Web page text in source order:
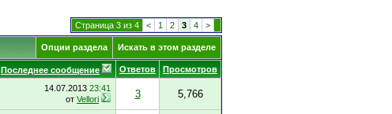
Страница 3 из 4 < 1 2 3 4 >
Опции раздела Искать в этом разделе
Последнее сообщение Ответов Просмотров
14.07.2013 23:41
от Vellori 3 5,766